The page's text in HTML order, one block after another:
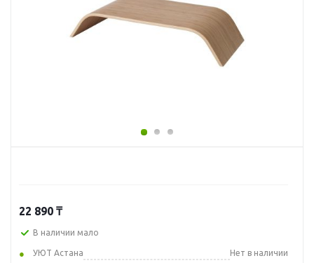
22 890 ₸
В наличии мало
УЮТ Астана
Нет в наличии